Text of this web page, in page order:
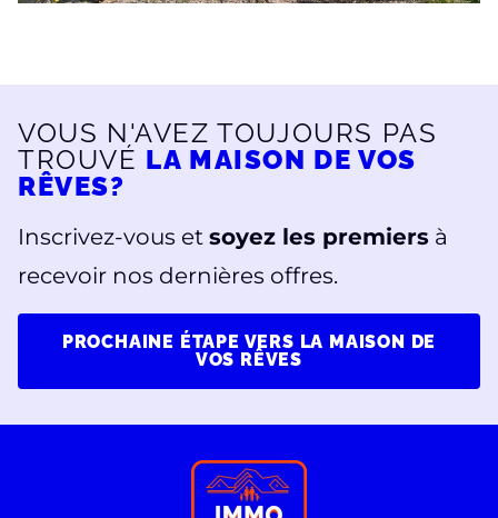
VOUS N'AVEZ TOUJOURS PAS
TROUVÉ LA MAISON DE VOS
RÊVES?
Inscrivez-vous et soyez les premiers à
recevoir nos dernières offres.
PROCHAINE ÉTAPE VERS LA MAISON DE
VOS RÊVES